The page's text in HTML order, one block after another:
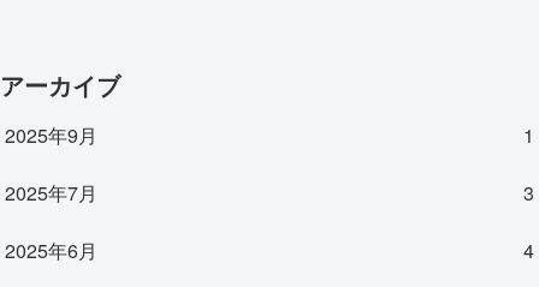
アーカイブ
2025年9月 1
2025年7月 3
2025年6月 4